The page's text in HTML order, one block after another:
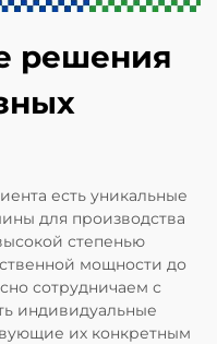
решения
есть уникальные
для производства
степенью
мощности до
сотрудничаем с
индивидуальные
их конкретным